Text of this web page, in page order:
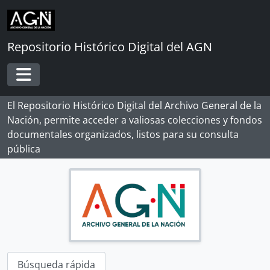
Skip to main content
Repositorio Histórico Digital del AGN
Toggle navigation
El Repositorio Histórico Digital del Archivo General de la
Nación, permite acceder a valiosas colecciones y fondos
documentales organizados, listos para su consulta
pública
Búsqueda rápida
[Record group] ARCHIVO HISTÓRICO
[Agrupación documental] FONDOS INSTITUCIONALES
[Fondo] CABILDO DE LIMA